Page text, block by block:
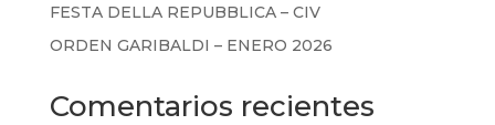
FESTA DELLA REPUBBLICA – CIV
ORDEN GARIBALDI – ENERO 2026
Comentarios recientes